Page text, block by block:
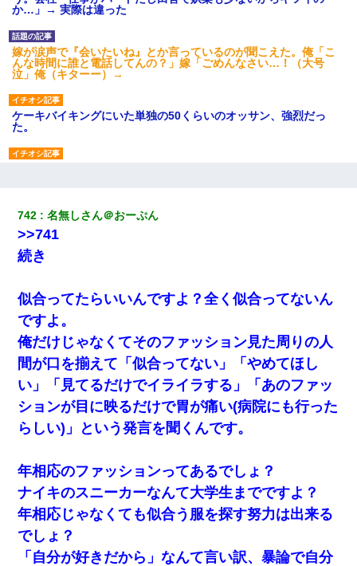
か…」→ 実際は違った
嫁が涙声で『会いたいね』とか言っているのが聞こえた。俺「こ
んな時間に誰と電話してんの？」嫁「ごめんなさい…！（大号
泣」俺（キターー）→
ケーキバイキングにいた単独の50くらいのオッサン、強烈だっ
た。
新卒の女性社員に1年半ストーカーされていた。俺「マジで怖い」
上司「話をしてみる」→女性社員「実は10数年前に…」
生保レディと行為する為に駆け引きしてみた結果ｗｗｗｗｗｗｗ
姉旦那の友達「ほんとのパパだよ～」私のお腹を触ってほざく。
→思わず手を叩いて振り払ったら…
私（23）冗談のつもりで上司（27）に胸を揉ませた結果・・・
男だけどリベンジポノレノの被害者になって未だに人生が立ち直
せない
父親がくも膜下出血で突然ﾀﾋ。→母の貯金が0なことが判明。→母
「私を家に置いてほしい、どうか見捨てないで(土下座」俺・嫁
「…」
俺「初対面でなに言ったか覚えてる？」嫁「臭いんだよ！キモオ
タ？だっけ？」俺「だいたい合ってる。で、なんで告白してきた
の？」→
742 名無しさん＠おーぷん
>>741
続き
似合ってたらいいんですよ？全く似合ってないん
ですよ。
俺だけじゃなくてそのファッション見た周りの人
間が口を揃えて「似合ってない」「やめてほし
い」「見てるだけでイライラする」「あのファッ
ションが目に映るだけで胃が痛い(病院にも行った
らしい)」という発言を聞くんです。
年相応のファッションってあるでしょ？
ナイキのスニーカーなんて大学生までですよ？
年相応じゃなくても似合う服を探す努力は出来る
でしょ？
「自分が好きだから」なんて言い訳、暴論で自分